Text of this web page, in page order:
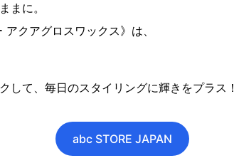
まに。
クアグロスワックス》は、
して、毎日のスタイリングに輝きをプラス！
abc STORE JAPAN